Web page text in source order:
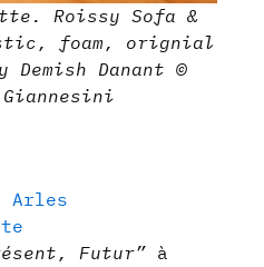
Roissy Sofa &
foam, orignial
Danant ©
Arles
Futur” à